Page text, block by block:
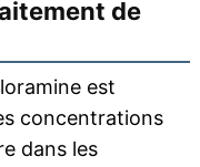
de
est
concentrations
dans les